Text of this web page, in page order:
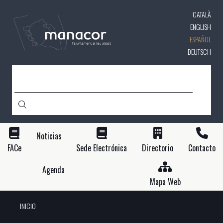
contenido
principal
CATALÀ
ENGLISH
ESPAÑOL
DEUTSCH
FACe
Noticias
Sede Electrónica
Directorio
Contacto
Agenda
Mapa Web
INICIO